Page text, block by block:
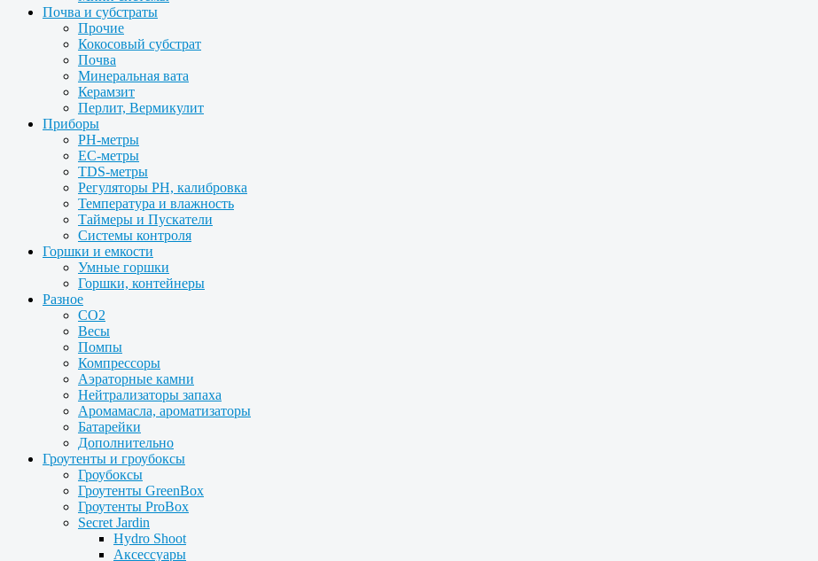
Почва и субстраты
Прочие
Кокосовый субстрат
Почва
Минеральная вата
Керамзит
Перлит, Вермикулит
Приборы
PH-метры
EC-метры
TDS-метры
Регуляторы PH, калибровка
Температура и влажность
Таймеры и Пускатели
Системы контроля
Горшки и емкости
Умные горшки
Горшки, контейнеры
Разное
CO2
Весы
Помпы
Компрессоры
Аэраторные камни
Нейтрализаторы запаха
Аромамасла, ароматизаторы
Батарейки
Дополнительно
Гроутенты и гроубоксы
Гроубоксы
Гроутенты GreenBox
Гроутенты ProBox
Secret Jardin
Hydro Shoot
Аксессуары